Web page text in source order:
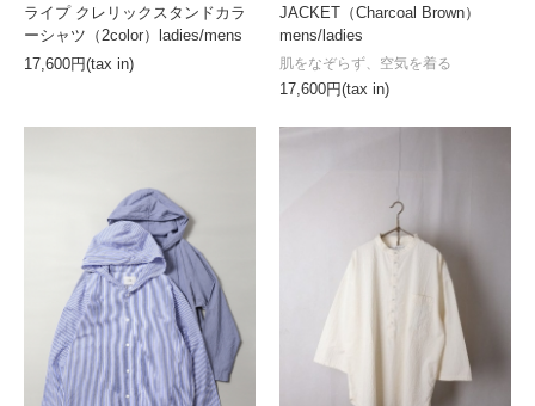
ライプ クレリックスタンドカラ
ーシャツ（2color）ladies/mens
17,600円(tax in)
JACKET（Charcoal Brown）
mens/ladies
17,600円(tax in)
肌をなぞらず、空気を着る